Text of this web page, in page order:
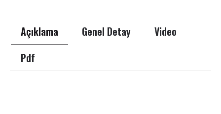
Açıklama Genel Detay
Video
Pdf